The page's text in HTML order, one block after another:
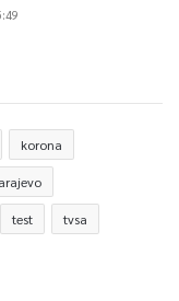
korona
test tvsa